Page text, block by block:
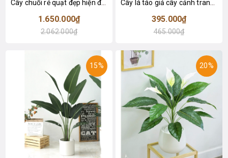
Cây chuối rẻ quạt đẹp hiện đại trang trí 1m8 - LC3019 (Gồm 12 lá)
1.650.000₫
2.062.000₫
395.000₫
465.000₫
15% 20%